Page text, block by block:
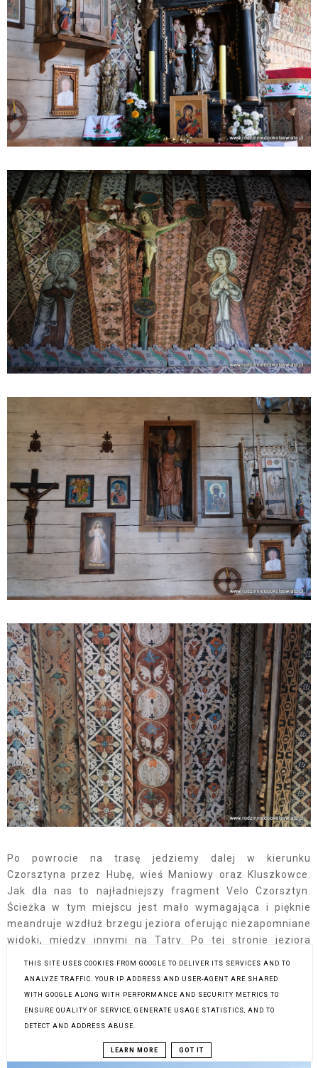
Po powrocie na trasę jedziemy dalej w kierunku
Czorsztyna przez Hubę, wieś Maniowy oraz Kluszkowce.
Jak dla nas to najładniejszy fragment Velo Czorsztyn.
Ścieżka w tym miejscu jest mało wymagająca i pięknie
meandruje wzdłuż brzegu jeziora oferując niezapomniane
widoki, między innymi na Tatry. Po tej stronie jeziora
Czorsztyna jest już stosunkowo blisko i zanim się
obejrzymy ta piękna rowerowa wycieczka dobiega końca.
THIS SITE USES COOKIES FROM GOOGLE TO DELIVER ITS SERVICES AND TO
ANALYZE TRAFFIC. YOUR IP ADDRESS AND USER-AGENT ARE SHARED
WITH GOOGLE ALONG WITH PERFORMANCE AND SECURITY METRICS TO
ENSURE QUALITY OF SERVICE, GENERATE USAGE STATISTICS, AND TO
DETECT AND ADDRESS ABUSE.
LEARN MORE GOT IT